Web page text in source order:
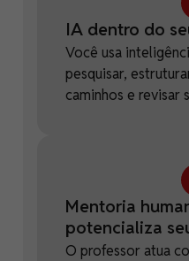
IA dentro do
Você usa
pesquisar,
caminhos e revisar
Mentoria
potencializa
O professor atua